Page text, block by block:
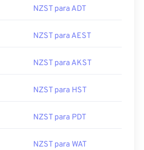
NZST para ADT
NZST para AEST
NZST para AKST
NZST para HST
NZST para PDT
NZST para WAT